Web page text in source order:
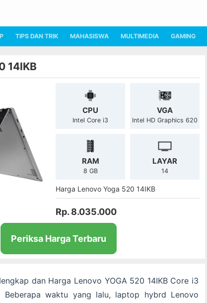
TIPS DAN TRIK MAHASISWA MULTIMEDIA GAMING
14IKB
CPU
Intel Core i3
VGA
Intel HD Graphics 620
RAM
8 GB
LAYAR
14
Harga Lenovo Yoga 520 14IKB
Rp. 8.035.000
Periksa Harga Terbaru
dan Harga Lenovo YOGA 520 14IKB Core i3
Beberapa waktu yang lalu, laptop hybrd Lenovo